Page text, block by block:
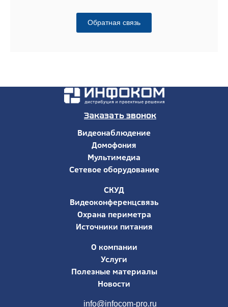
Обратная связь
Заказать звонок
Видеонаблюдение
Домофония
Мультимедиа
Сетевое оборудование
СКУД
Видеоконференцсвязь
Охрана периметра
Источники питания
О компании
Услуги
Полезные материалы
Новости
info@infocom-pro.ru